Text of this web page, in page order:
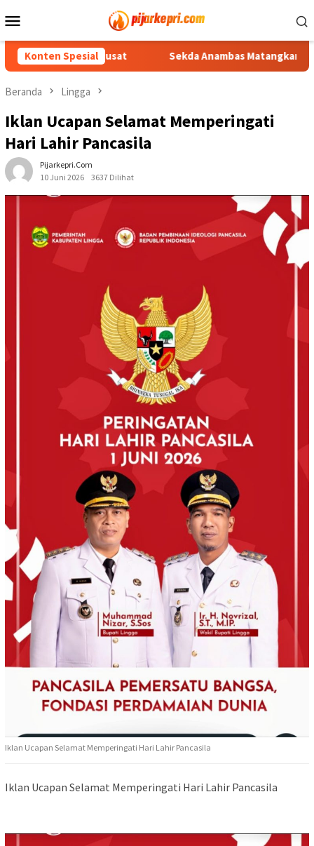
ke
Mobile
Konten Spesial
ke Pusat Sekda Anambas Matangkan Persiapan
Beranda Lingga
Iklan Ucapan Selamat Memperingati
Hari Lahir Pancasila
Pijarkepri.com
10 Juni 2026
3637 Dilihat
Iklan Ucapan Selamat Memperingati Hari Lahir Pancasila
Iklan Ucapan Selamat Memperingati Hari Lahir Pancasila